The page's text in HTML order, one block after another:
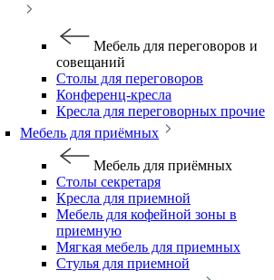
Мебель для переговоров и
совещаний
Столы для переговоров
Конференц-кресла
Кресла для переговорных прочие
Мебель для приёмных
Мебель для приёмных
Столы секретаря
Кресла для приемной
Мебель для кофейной зоны в
приемную
Мягкая мебель для приемных
Стулья для приемной